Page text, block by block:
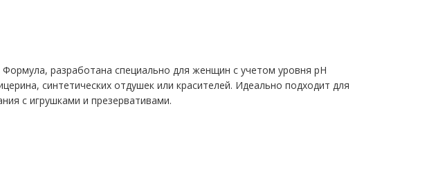
разработана специально для женщин с учетом уровня pH
синтетических отдушек или красителей. Идеально подходит для
с игрушками и презервативами.